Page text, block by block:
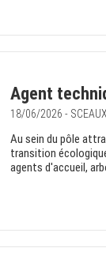
Agent
18/06/2026 - SCEAUX
Au sein du pôle
transition
agents d'accueil,